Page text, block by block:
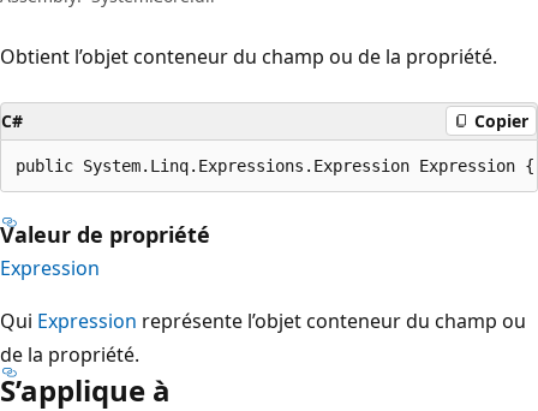
Obtient l’objet conteneur du champ ou de la propriété.
C# Copier
public System.Linq.Expressions.Expression
Valeur de propriété
Expression
Qui Expression représente l’objet conteneur du champ ou
de la propriété.
S’applique à